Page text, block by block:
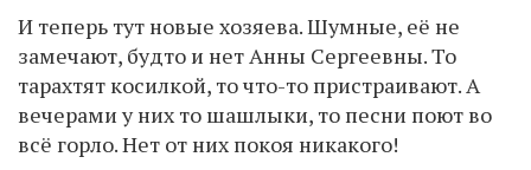
И теперь тут новые хозяева. Шумные, её не
замечают, будто и нет Анны Сергеевны. То
тарахтят косилкой, то что-то пристраивают. А
вечерами у них то шашлыки, то песни поют во
всё горло. Нет от них покоя никакого!